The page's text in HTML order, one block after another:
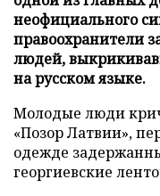
неофициального
правоохранители
людей,
на русском языке.
Молодые люди
«Позор Латвии»,
одежде
георгиевские